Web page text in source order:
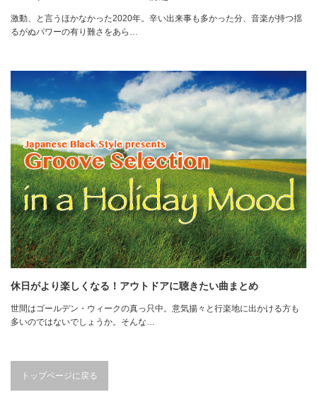
激動、と言うほかなかった2020年。辛い出来事も多かった分、音楽が持つ揺
るがぬパワーの有り難さをあら…
休日がより楽しくなる！アウトドアに聴きたい曲まとめ
世間はゴールデン・ウィークの真っ只中。意気揚々と行楽地に出かける方も
多いのではないでしょうか。そんな…
トップページに戻る